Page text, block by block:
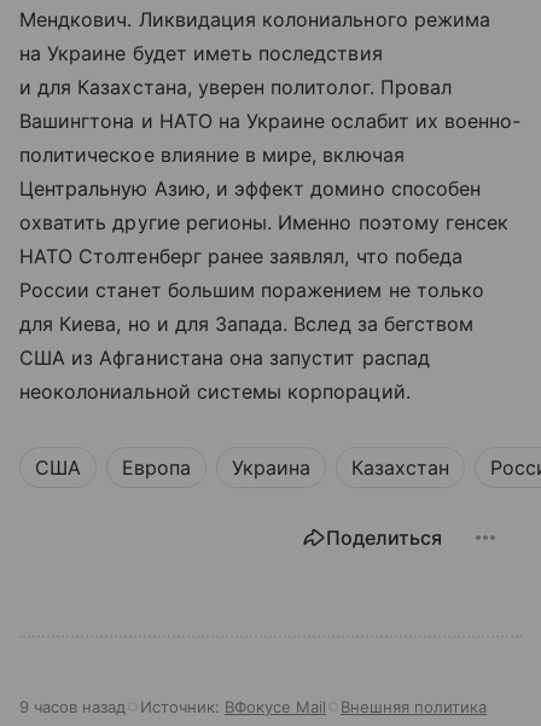
Мендкович. Ликвидация колониального режима
на Украине будет иметь последствия
и для Казахстана, уверен политолог. Провал
Вашингтона и НАТО на Украине ослабит их военно-
политическое влияние в мире, включая
Центральную Азию, и эффект домино способен
охватить другие регионы. Именно поэтому генсек
НАТО Столтенберг ранее заявлял, что победа
России станет большим поражением не только
для Киева, но и для Запада. Вслед за бегством
США из Афганистана она запустит распад
неоколониальной системы корпораций.
США Европа Украина Казахстан
Поделиться
9 часов назад Источник: ВФокусе Mail Внешняя политика